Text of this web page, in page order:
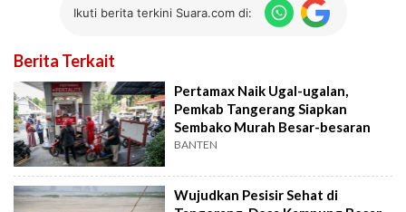
Ikuti berita terkini Suara.com di:
Berita Terkait
Pertamax Naik Ugal-ugalan,
Pemkab Tangerang Siapkan
Sembako Murah Besar-besaran
BANTEN
Wujudkan Pesisir Sehat di